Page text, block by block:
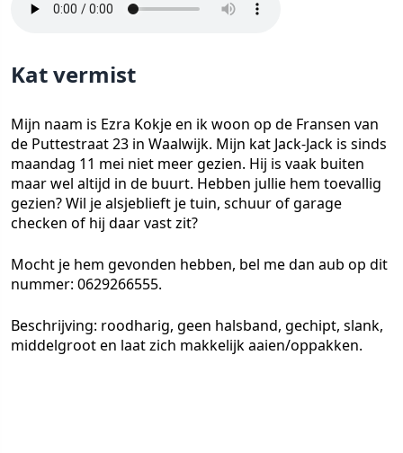
Kat vermist
Mijn naam is Ezra Kokje en ik woon op de Fransen van
de Puttestraat 23 in Waalwijk. Mijn kat Jack-Jack is sinds
maandag 11 mei niet meer gezien. Hij is vaak buiten
maar wel altijd in de buurt. Hebben jullie hem toevallig
gezien? Wil je alsjeblieft je tuin, schuur of garage
checken of hij daar vast zit?
Mocht je hem gevonden hebben, bel me dan aub op dit
nummer: 0629266555.
Beschrijving: roodharig, geen halsband, gechipt, slank,
middelgroot en laat zich makkelijk aaien/oppakken.